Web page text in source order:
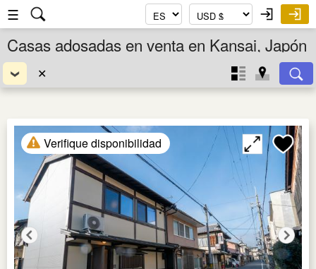
☰
Casas adosadas en venta en Kansai, Japón
✕
Verifique disponibilidad